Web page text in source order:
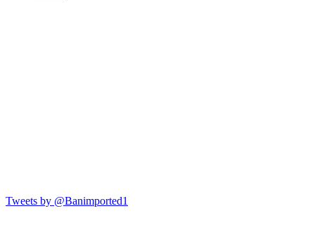
Tweets by @Banimported1